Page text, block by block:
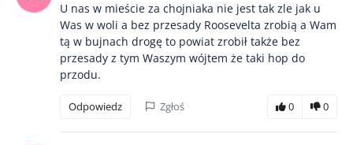
U nas w mieście za chojniaka nie jest tak zle jak u
Was w woli a bez przesady Roosevelta zrobią a Wam
tą w bujnach drogę to powiat zrobił także bez
przesady z tym Waszym wójtem że taki hop do
przodu.
Odpowiedz Zgłoś 0 0